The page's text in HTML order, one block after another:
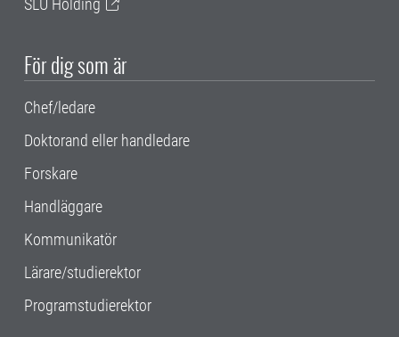
SLU Holding
För dig som är
Chef/ledare
Doktorand eller handledare
Forskare
Handläggare
Kommunikatör
Lärare/studierektor
Programstudierektor